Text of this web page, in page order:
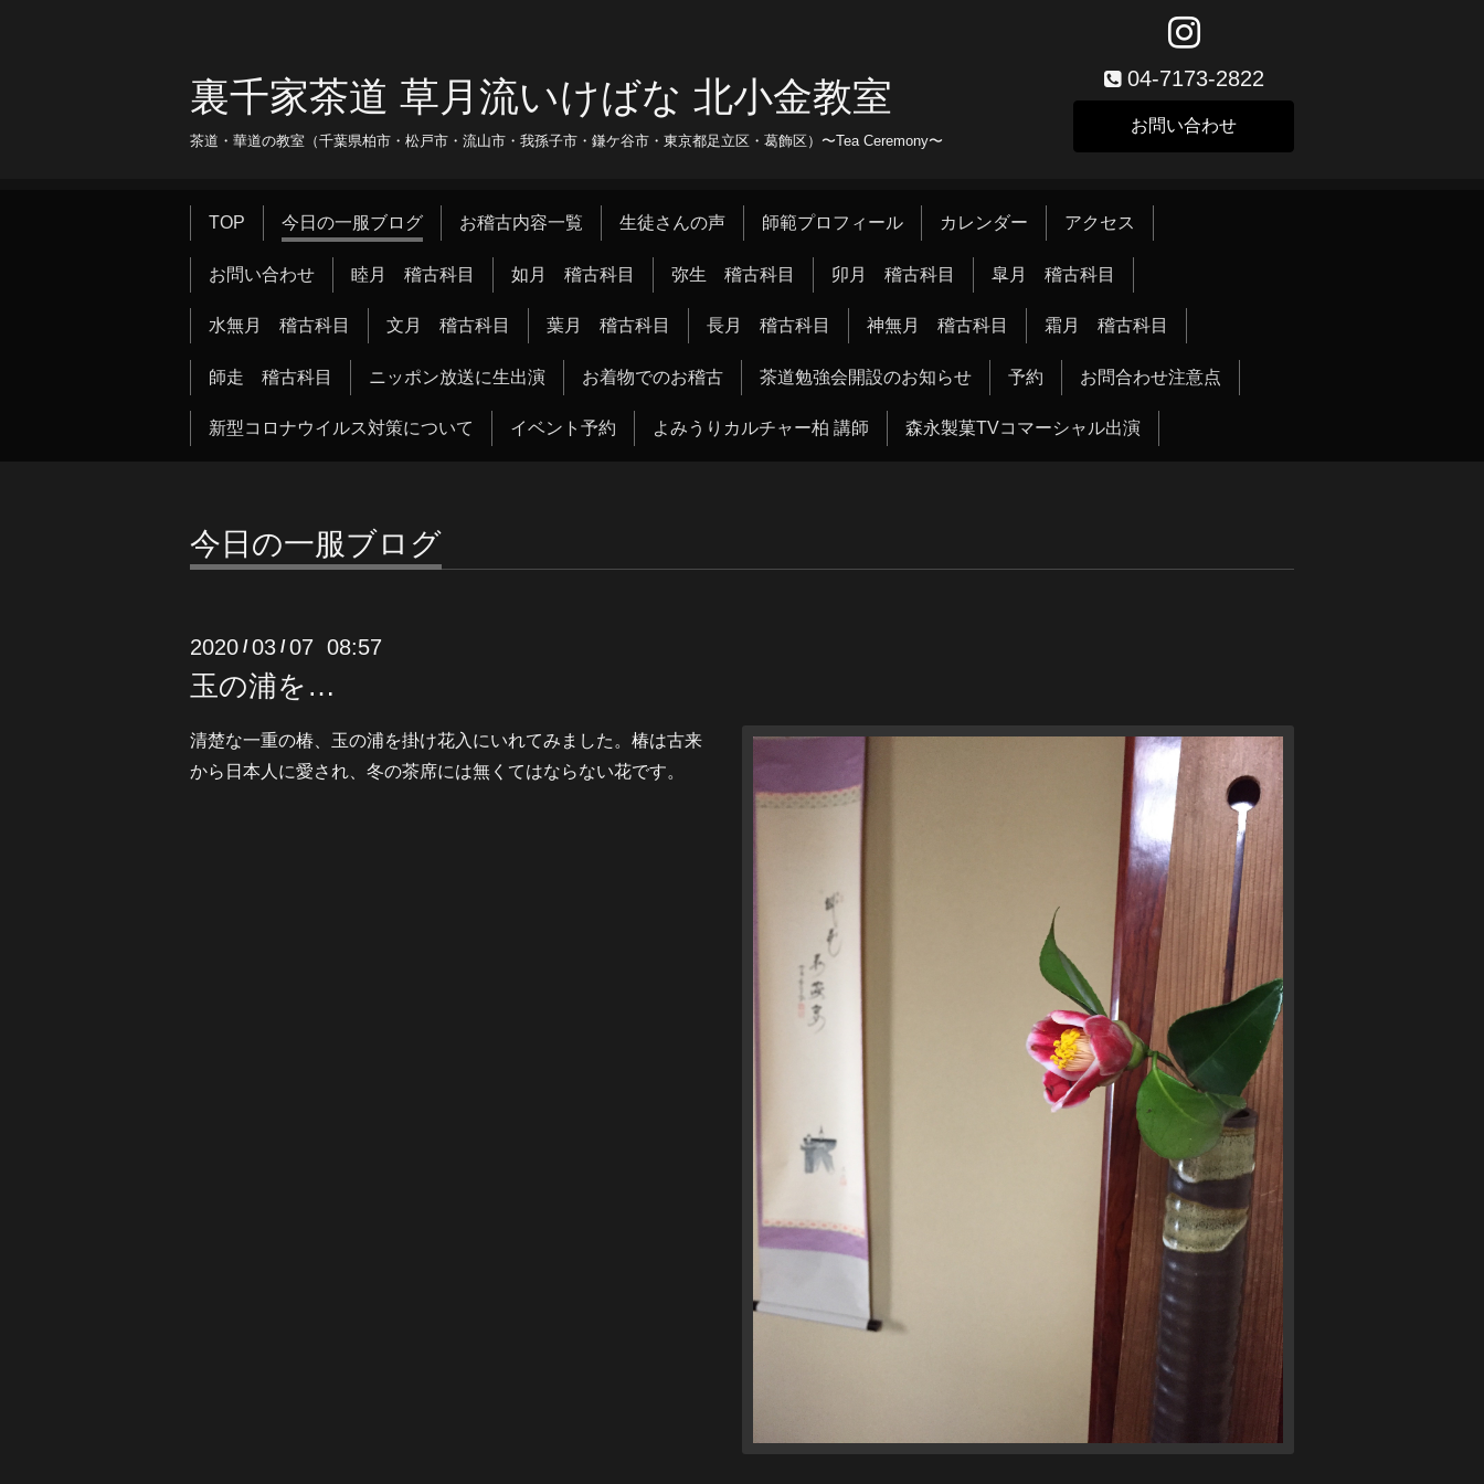
裏千家茶道 草月流いけばな 北小金教室
茶道・華道の教室（千葉県柏市・松戸市・流山市・我孫子市・鎌ケ谷市・東京都足立区・葛飾区）〜Tea Ceremony〜
04-7173-2822
お問い合わせ
TOP 今日の一服ブログ お稽古内容一覧 生徒さんの声 師範プロフィール カレンダー アクセス
お問い合わせ 睦月 稽古科目 如月 稽古科目 弥生 稽古科目 卯月 稽古科目 皐月 稽古科目
水無月 稽古科目 文月 稽古科目 葉月 稽古科目 長月 稽古科目 神無月 稽古科目 霜月 稽古科目
師走 稽古科目 ニッポン放送に生出演 お着物でのお稽古 茶道勉強会開設のお知らせ 予約 お問合わせ注意点
新型コロナウイルス対策について イベント予約 よみうりカルチャー柏 講師 森永製菓TVコマーシャル出演
今日の一服ブログ
2020 /03 /07 08:57
玉の浦を…
清楚な一重の椿、玉の浦を掛け花入にいれてみました。椿は古来
から日本人に愛され、冬の茶席には無くてはならない花です。